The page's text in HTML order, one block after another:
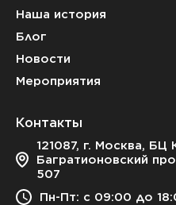
Наша история
Блог
Новости
Мероприятия
Контакты
121087, г. Москва,
Багратионовский
507
Пн-Пт: с 09:00 до